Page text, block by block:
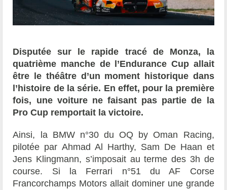
Disputée sur le rapide tracé de Monza, la
quatrième manche de l’Endurance Cup allait
être le théâtre d’un moment historique dans
l’histoire de la série. En effet, pour la première
fois, une voiture ne faisant pas partie de la
Pro Cup remportait la victoire.
Ainsi, la BMW n°30 du OQ by Oman Racing,
pilotée par Ahmad Al Harthy, Sam De Haan et
Jens Klingmann, s’imposait au terme des 3h de
course. Si la Ferrari n°51 du AF Corse
Francorchamps Motors allait dominer une grande